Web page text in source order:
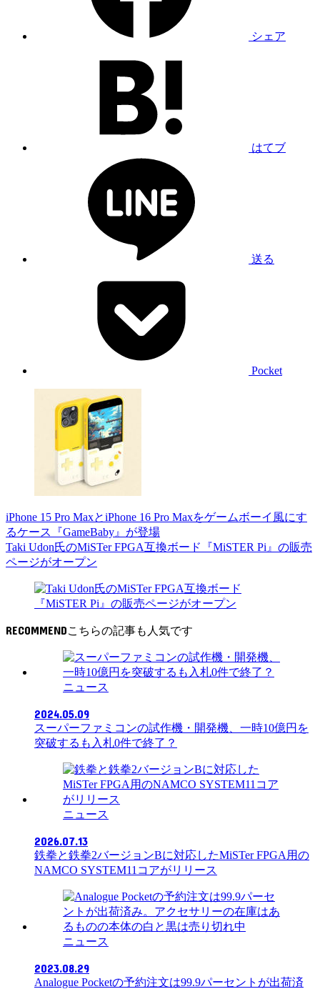
シェア
はてブ
送る
Pocket
iPhone 15 Pro MaxとiPhone 16 Pro Maxをゲームボーイ風にす
るケース『GameBaby』が登場
Taki Udon氏のMiSTer FPGA互換ボード『MiSTER Pi』の販売
ページがオープン
RECOMMEND
ニュース
2024.05.09
スーパーファミコンの試作機・開発機、一時10億円を
突破するも入札0件で終了？
ニュース
2026.07.13
鉄拳と鉄拳2バージョンBに対応したMiSTer FPGA用の
NAMCO SYSTEM11コアがリリース
ニュース
2023.08.29
Analogue Pocketの予約注文は99.9パーセントが出荷済